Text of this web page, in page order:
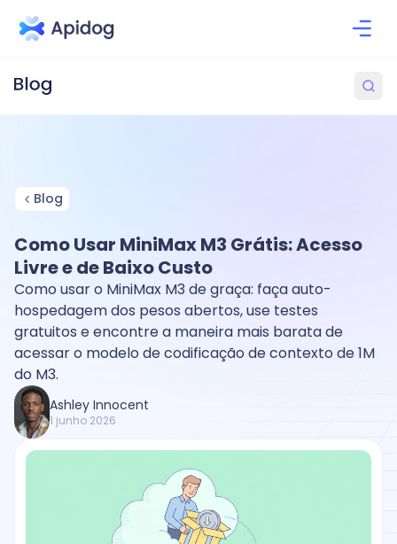
Blog
Como Usar MiniMax M3 Grátis: Acesso
Livre e de Baixo Custo
Como usar o MiniMax M3 de graça: faça auto-
hospedagem dos pesos abertos, use testes
gratuitos e encontre a maneira mais barata de
acessar o modelo de codificação de contexto de 1M
do M3.
Ashley Innocent
1 junho 2026